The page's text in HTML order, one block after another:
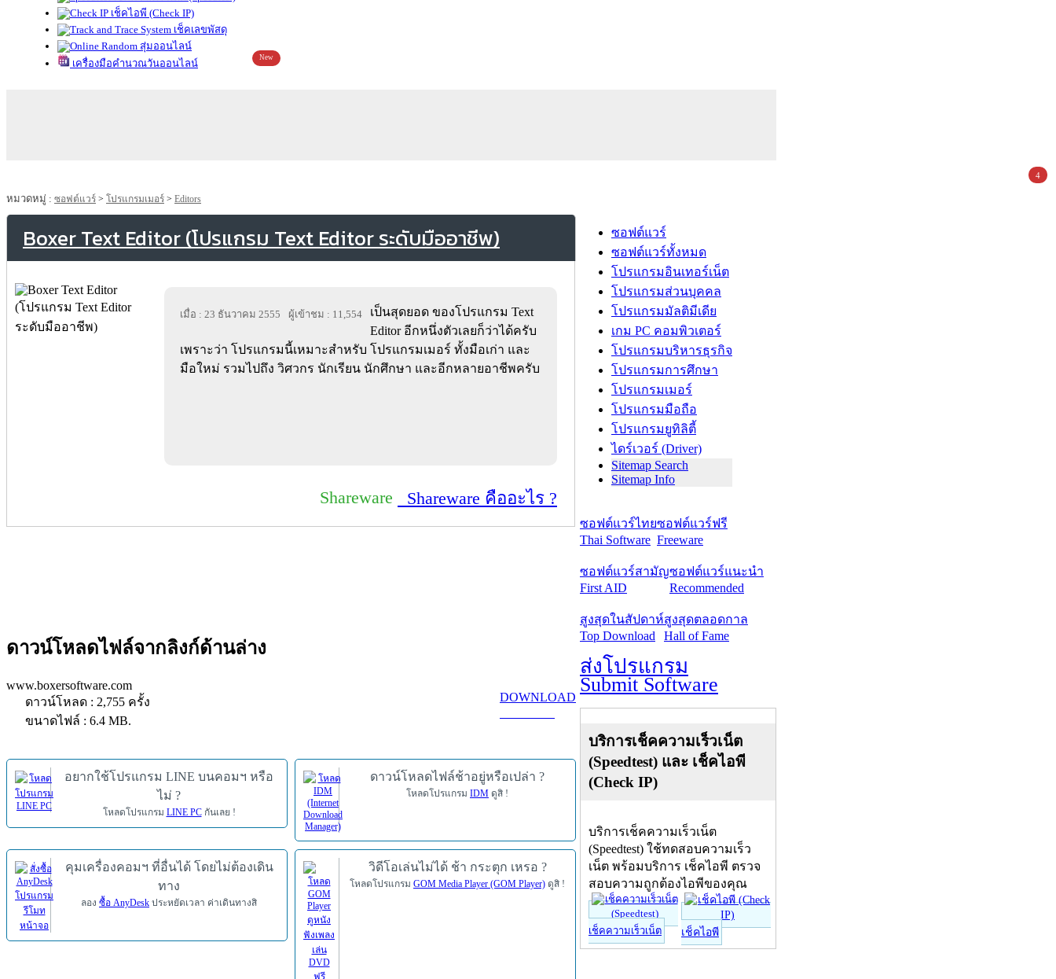
เช็คไอพี (Check IP)
เช็คเลขพัสดุ
สุ่มออนไลน์
เครื่องมือคำนวณวันออนไลน์
New
หมวดหมู่ : ซอฟต์แวร์ > โปรแกรมเมอร์ > Editors
Boxer Text Editor (โปรแกรม Text Editor ระดับมืออาชีพ)
เมื่อ : 23 ธันวาคม 2555 ผู้เข้าชม : 11,554
เป็นสุดยอด ของโปรแกรม Text
Editor อีกหนึ่งตัวเลยก็ว่าได้ครับ
เพราะว่า โปรแกรมนี้เหมาะสำหรับ โปรแกรมเมอร์ ทั้งมือเก่า และ
มือใหม่ รวมไปถึง วิศวกร นักเรียน นักศึกษา และอีกหลายอาชีพครับ
Shareware Shareware คืออะไร ?
ดาวน์โหลดไฟล์จากลิงก์ด้านล่าง
www.boxersoftware.com
ดาวน์โหลด : 2,755 ครั้ง
ขนาดไฟล์ : 6.4 MB.
DOWNLOAD
อยากใช้โปรแกรม LINE บนคอมฯ หรือ
ไม่ ?
โหลดโปรแกรม LINE PCกันเลย !
ดาวน์โหลดไฟล์ช้าอยู่หรือเปล่า ?
โหลดโปรแกรม IDM ดูสิ !
คุมเครื่องคอมฯ ที่อื่นได้ โดยไม่ต้องเดิน
ทาง
ลอง ซื้อ AnyDesk ประหยัดเวลา ค่าเดินทางสิ
วิดีโอเล่นไม่ได้ ช้า กระตุก เหรอ ?
โหลดโปรแกรม GOM Media Player (GOM Player) ดูสิ !
ซอฟต์แวร์
ซอฟต์แวร์ทั้งหมด
โปรแกรมอินเทอร์เน็ต
โปรแกรมส่วนบุคคล
โปรแกรมมัลติมีเดีย
เกม PC คอมพิวเตอร์
โปรแกรมบริหารธุรกิจ
โปรแกรมการศึกษา
โปรแกรมเมอร์
โปรแกรมมือถือ
โปรแกรมยูทิลิตี้
ไดร์เวอร์ (Driver)
Sitemap Search
Sitemap Info
ซอฟต์แวร์ไทย
Thai Software
ซอฟต์แวร์ฟรี
Freeware
ซอฟต์แวร์สามัญ
First AID
ซอฟต์แวร์แนะนำ
Recommended
สูงสุดในสัปดาห์
Top Download
สูงสุดตลอดกาล
Hall of Fame
ส่งโปรแกรม
Submit Software
บริการเช็คความเร็วเน็ต
(Speedtest) และ เช็คไอพี
(Check IP)
บริการเช็คความเร็วเน็ต
(Speedtest) ใช้ทดสอบความเร็ว
เน็ต พร้อมบริการ เช็คไอพี ตรวจ
สอบความถูกต้องไอพีของคุณ
เช็คความเร็วเน็ต เช็คไอพี
4